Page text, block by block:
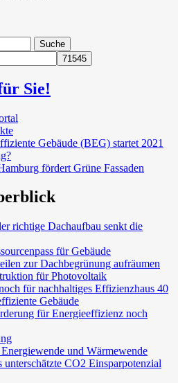
Sie!
Gebäude (BEG) startet 2021
fördert Grüne Fassaden
richtige Dachaufbau senkt die
für Gebäude
zur Dachbegrünung aufräumen
für Photovoltaik
für nachhaltiges Effizienzhaus 40
Gebäude
für Energieeffizienz noch
und Wärmewende
unterschätzte CO2 Einsparpotenzial